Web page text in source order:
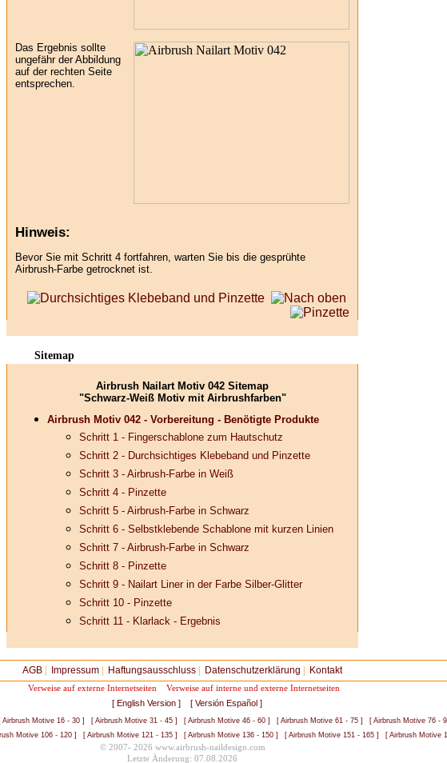
Das Ergebnis sollte
ungefähr der Abbildung
auf der rechten Seite
entsprechen.
Hinweis:
Bevor Sie mit Schritt 4 fortfahren, warten Sie bis die gesprühte
Airbrush-Farbe getrocknet ist.
Sitemap
Airbrush Nailart Motiv 042 Sitemap
"Schwarz-Weiß Motiv mit Airbrushfarben"
Airbrush Motiv 042 - Vorbereitung - Benötigte Produkte
Schritt 1 - Fingerschablone zum Hautschutz
Schritt 2 - Durchsichtiges Klebeband und Pinzette
Schritt 3 - Airbrush-Farbe in Weiß
Schritt 4 - Pinzette
Schritt 5 - Airbrush-Farbe in Schwarz
Schritt 6 - Selbstklebende Schablone mit kurzen Linien
Schritt 7 - Airbrush-Farbe in Schwarz
Schritt 8 - Pinzette
Schritt 9 - Nailart Liner in der Farbe Silber-Glitter
Schritt 10 - Pinzette
Schritt 11 - Klarlack - Ergebnis
AGB Impressum Haftungsausschluss Datenschutzerklärung Kontakt
Verweise auf externe Internetseiten Verweise auf interne und externe Internetseiten
[ English Version ] [ Versión Español ]
[ Airbrush Motive 16 - 30 ] [ Airbrush Motive 31 - 45 ] [ Airbrush Motive 46 - 60 ] [ Airbrush Motive 61 - 75 ]
[ Airbrush Motive 76 -
Motive 106 - 120 ] [ Airbrush Motive 121 - 135 ] [ Airbrush Motive 136 - 150 ] [ Airbrush Motive 151 - 165 ] [ Airbrush Motive
© 2007- 2026 www.airbrush-naildesign.com
Letzte Änderung: 07.08.2026